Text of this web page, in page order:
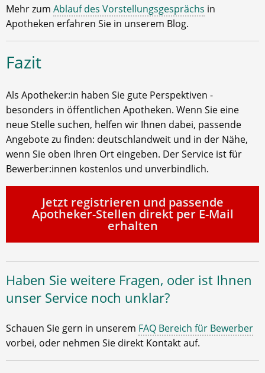
Mehr zum Ablauf des Vorstellungsgesprächs in
Apotheken erfahren Sie in unserem Blog.
Fazit
Als Apotheker:in haben Sie gute Perspektiven -
besonders in öffentlichen Apotheken. Wenn Sie eine
neue Stelle suchen, helfen wir Ihnen dabei, passende
Angebote zu finden: deutschlandweit und in der Nähe,
wenn Sie oben Ihren Ort eingeben. Der Service ist für
Bewerber:innen kostenlos und unverbindlich.
Jetzt registrieren und passende
Apotheker-Stellen direkt per E-Mail
erhalten
Haben Sie weitere Fragen, oder ist Ihnen
unser Service noch unklar?
Schauen Sie gern in unserem FAQ Bereich für Bewerber
vorbei, oder nehmen Sie direkt Kontakt auf.